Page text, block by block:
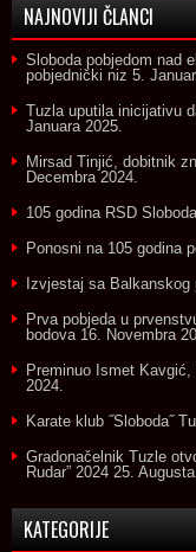
NAJNOVIJI ČLANCI
Sloboda pobjedom nad
pobjednički niz 5.
Tuzla uputila inicijativu
Januara 2025.
Mirsad Tinjić, dobitnik
Decembra 2024.
105 godina RSD Sloboda
Ponosni na 105 godina
Izvjestaj sa Balkanskog
Prva pobjeda u
bodova 16. Novembra
Preminuo Ismet
2024.
Karate klub ˝Sloboda˝
Gradonačelnik Tuzle
Rudar” 2024 25. Augusta
KATEGORIJE